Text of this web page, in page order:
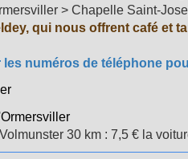
> Chapelle Saint-
qui nous offrent café et
numéros de téléphone
30 km : 7,5 € la